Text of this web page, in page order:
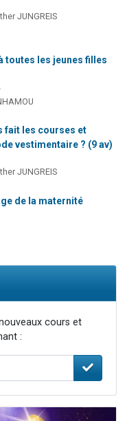
JUNGREIS
toutes les jeunes filles
fait les courses et
vestimentaire ? (9 av)
JUNGREIS
de la maternité
cours et
: